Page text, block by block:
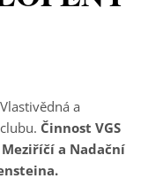
a
Činnost VGS
a Nadační